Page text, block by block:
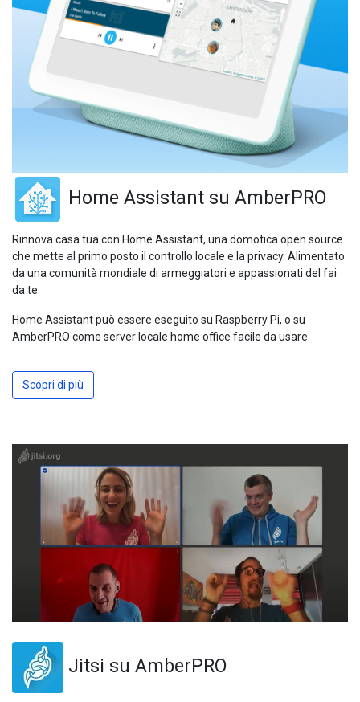
Home Assistant su AmberPRO
Rinnova casa tua con Home Assistant, una domotica open source
che mette al primo posto il controllo locale e la privacy. Alimentato
da una comunità mondiale di armeggiatori e appassionati del fai
da te.
Home Assistant può essere eseguito su Raspberry Pi, o su
AmberPRO come server locale home office facile da usare.
Scopri di più
Jitsi su AmberPRO